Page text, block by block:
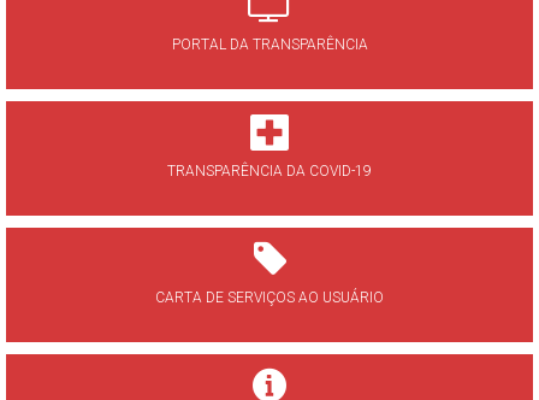
PORTAL DA TRANSPARÊNCIA
TRANSPARÊNCIA DA COVID-19
CARTA DE SERVIÇOS AO USUÁRIO